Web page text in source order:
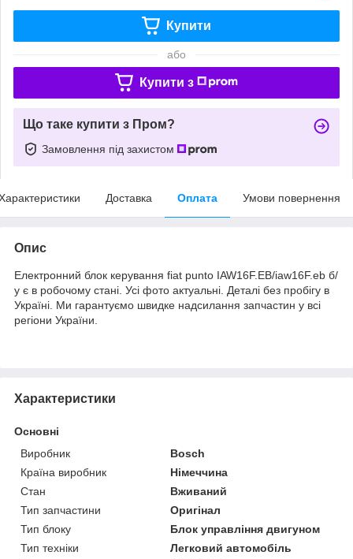
Купити
або
Купити з
Що таке купити з Пром?
Замовлення під захистом
Доставка Оплата Умови повернення
Опис
Електронний блок керування fiat punto IAW16F.EB/iaw16F.eb б/
у є в робочому стані. Усі фото актуальні. Деталі без пробігу в
Україні. Ми гарантуємо швидке надсилання запчастин у всі
регіони України.
Характеристики
Основні
Виробник
Bosch
Країна виробник
Німеччина
Стан
Вживаний
Тип запчастини
Оригінал
Тип блоку
Блок управління двигуном
Тип техніки
Легковий автомобіль